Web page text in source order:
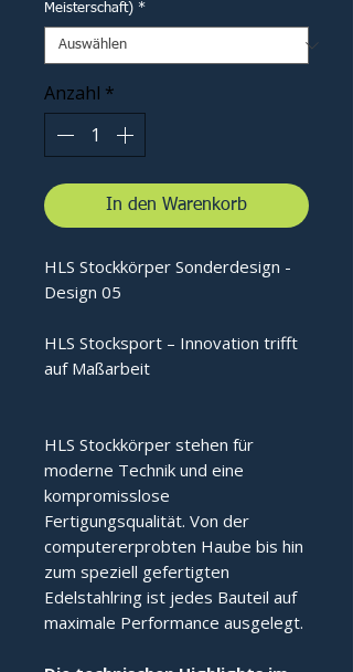
Meisterschaft) *
Anzahl *
In den Warenkorb
HLS Stockkörper Sonderdesign -
Design 05
HLS Stocksport – Innovation trifft
auf Maßarbeit
HLS Stockkörper stehen für
moderne Technik und eine
kompromisslose
Fertigungsqualität. Von der
computererprobten Haube bis hin
zum speziell gefertigten
Edelstahlring ist jedes Bauteil auf
maximale Performance ausgelegt.